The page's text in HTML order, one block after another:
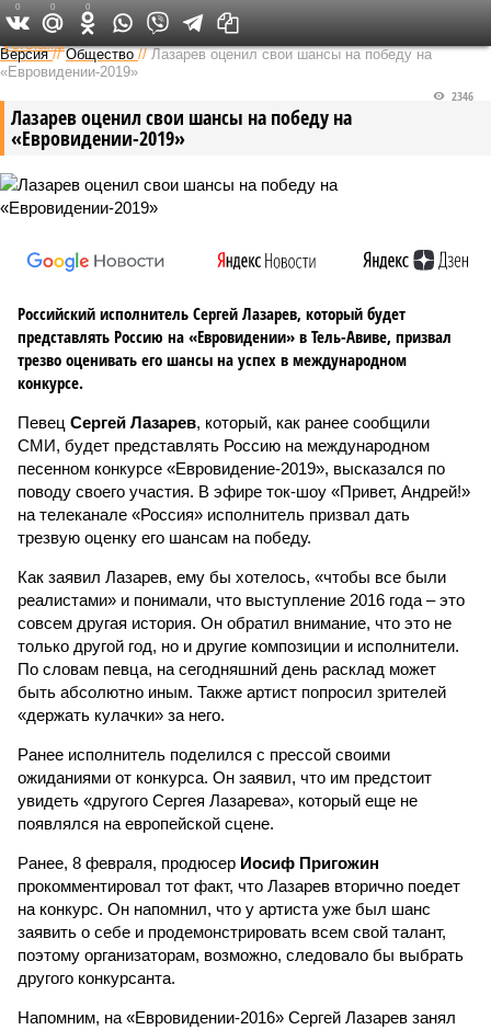
Федеральный выпуск
Версия //Общество //Лазарев оценил свои шансы на победу на
«Евровидении-2019»
Лазарев оценил свои шансы на победу на
«Евровидении-2019»
2346
Российский исполнитель Сергей Лазарев, который будет
представлять Россию на «Евровидении» в Тель-Авиве, призвал
трезво оценивать его шансы на успех в международном
конкурсе.
Певец Сергей Лазарев, который, как ранее сообщили
СМИ, будет представлять Россию на международном
песенном конкурсе «Евровидение-2019», высказался по
поводу своего участия. В эфире ток-шоу «Привет, Андрей!»
на телеканале «Россия» исполнитель призвал дать
трезвую оценку его шансам на победу.
Как заявил Лазарев, ему бы хотелось, «чтобы все были
реалистами» и понимали, что выступление 2016 года – это
совсем другая история. Он обратил внимание, что это не
только другой год, но и другие композиции и исполнители.
По словам певца, на сегодняшний день расклад может
быть абсолютно иным. Также артист попросил зрителей
«держать кулачки» за него.
Ранее исполнитель поделился с прессой своими
ожиданиями от конкурса. Он заявил, что им предстоит
увидеть «другого Сергея Лазарева», который еще не
появлялся на европейской сцене.
Ранее, 8 февраля, продюсер Иосиф Пригожин
прокомментировал тот факт, что Лазарев вторично поедет
на конкурс. Он напомнил, что у артиста уже был шанс
заявить о себе и продемонстрировать всем свой талант,
поэтому организаторам, возможно, следовало бы выбрать
другого конкурсанта.
Напомним, на «Евровидении-2016» Сергей Лазарев занял
0 0 0